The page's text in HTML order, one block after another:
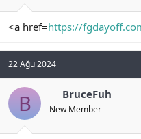
<a href=https://
22 Ağu 2024
B BruceFuh
New Member